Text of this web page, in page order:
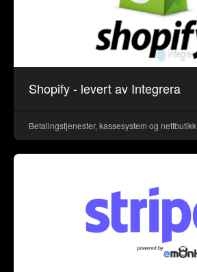
Shopify - levert av Integrera
Betalingstjenester, kassesystem og nettbutikk